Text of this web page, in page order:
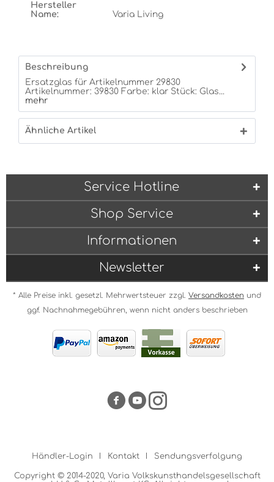
Hersteller
Name:
Varia Living
Beschreibung
Ersatzglas für Artikelnummer 29830
Artikelnummer: 39830 Farbe: klar Stück: Glas...
mehr
Ähnliche Artikel
Service Hotline
Shop Service
Informationen
Newsletter
* Alle Preise inkl. gesetzl. Mehrwertsteuer zzgl. Versandkosten und
ggf. Nachnahmegebühren, wenn nicht anders beschrieben
Händler-Login Kontakt Sendungsverfolgung
Copyright © 2014-2020, Varia Volkskunsthandelsgesellschaft